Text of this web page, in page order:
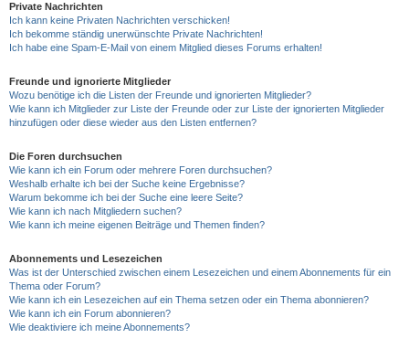
Private Nachrichten
Ich kann keine Privaten Nachrichten verschicken!
Ich bekomme ständig unerwünschte Private Nachrichten!
Ich habe eine Spam-E-Mail von einem Mitglied dieses Forums erhalten!
Freunde und ignorierte Mitglieder
Wozu benötige ich die Listen der Freunde und ignorierten Mitglieder?
Wie kann ich Mitglieder zur Liste der Freunde oder zur Liste der ignorierten Mitglieder
hinzufügen oder diese wieder aus den Listen entfernen?
Die Foren durchsuchen
Wie kann ich ein Forum oder mehrere Foren durchsuchen?
Weshalb erhalte ich bei der Suche keine Ergebnisse?
Warum bekomme ich bei der Suche eine leere Seite?
Wie kann ich nach Mitgliedern suchen?
Wie kann ich meine eigenen Beiträge und Themen finden?
Abonnements und Lesezeichen
Was ist der Unterschied zwischen einem Lesezeichen und einem Abonnements für ein
Thema oder Forum?
Wie kann ich ein Lesezeichen auf ein Thema setzen oder ein Thema abonnieren?
Wie kann ich ein Forum abonnieren?
Wie deaktiviere ich meine Abonnements?